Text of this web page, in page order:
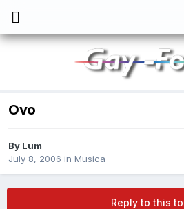
Ovo
By Lum
July 8, 2006 in Musica
Reply to this